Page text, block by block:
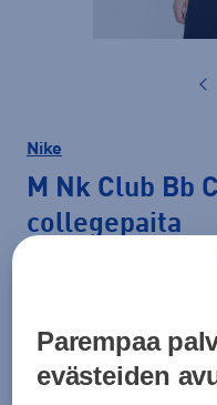
Nike
M Nk Club Bb
collegepaita
Parempaa
evästeiden